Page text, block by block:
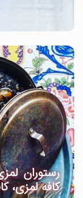
رستوران
کافه لمزی،